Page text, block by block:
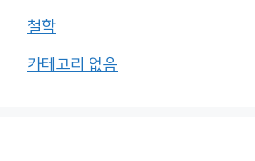
철학
카테고리 없음